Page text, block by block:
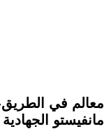
معالم في
مانفيستو الجهادية